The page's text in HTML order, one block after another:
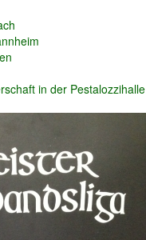
in der Pestalozzihalle